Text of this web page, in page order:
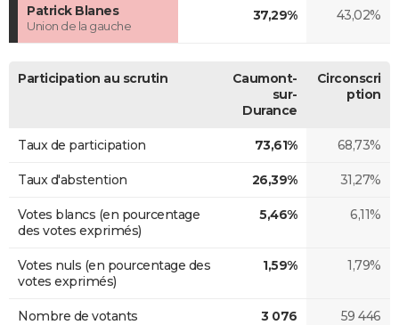
Patrick Blanes
Union de la gauche
37,29% 43,02%
Participation au scrutin
Caumont-
sur-
Durance
Circonscri
ption
Taux de participation 73,61% 68,73%
Taux d'abstention 26,39% 31,27%
Votes blancs (en pourcentage
des votes exprimés)
5,46% 6,11%
Votes nuls (en pourcentage des
votes exprimés)
1,59% 1,79%
Nombre de votants 3 076 59 446